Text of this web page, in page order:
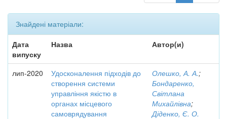
Знайдені матеріали:
Дата
випуску
Назва Автор(и)
лип-2020
Удосконалення підходів до
створення системи
управління якістю в
органах місцевого
самоврядування
Олешко, А. А.;
Бондаренко,
Світлана
Михайлівна;
Діденко, Є. О.